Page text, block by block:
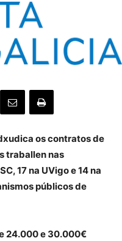
os contratos de
traballen nas
17 na UVigo e 14 na
públicos de
24.000 e 30.000€